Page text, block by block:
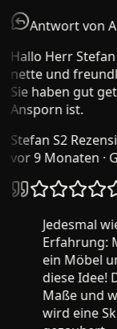
Antwort von
Hallo Herr
nette und
Sie haben gut
Ansporn ist.
Stefan S2
vor 9 Monaten·
Jedesmal
Erfahrung:
ein Möbel
diese Idee!
Maße und
wird eine